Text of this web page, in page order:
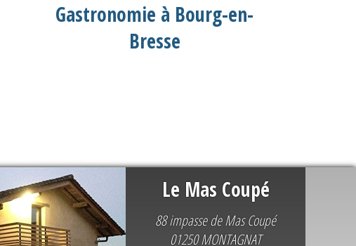
Gastronomie à Bourg-en-
Bresse
Le Mas Coupé
88 impasse de Mas Coupé
01250 MONTAGNAT